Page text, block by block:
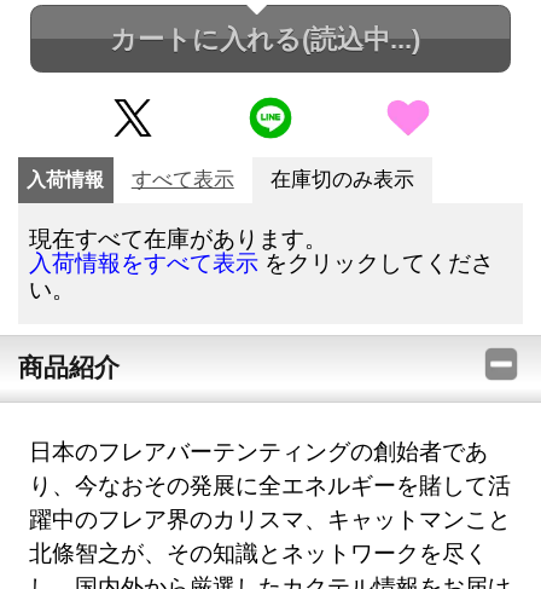
カートに入れる(読込中...)
入荷情報 すべて表示 在庫切のみ表示
現在すべて在庫があります。
入荷情報をすべて表示 をクリックしてくださ
い。
商品紹介
日本のフレアバーテンティングの創始者であ
り、今なおその発展に全エネルギーを賭して活
躍中のフレア界のカリスマ、キャットマンこと
北條智之が、その知識とネットワークを尽く